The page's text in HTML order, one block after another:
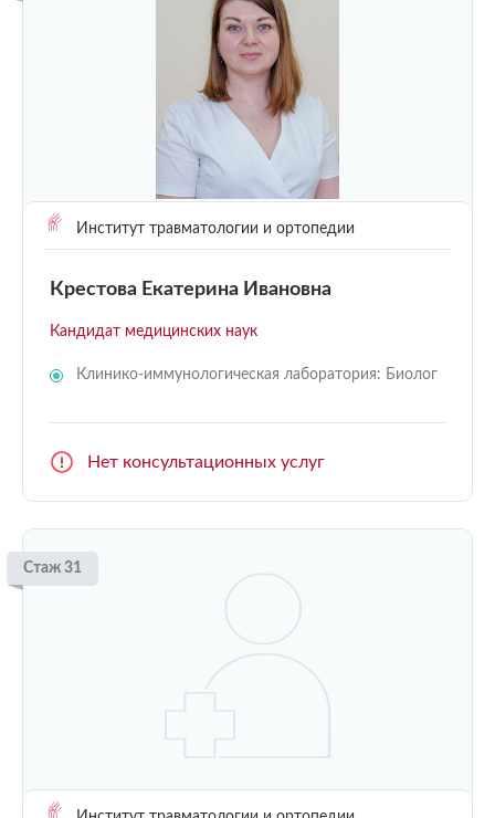
Институт травматологии и ортопедии
Крестова Екатерина Ивановна
Кандидат медицинских наук
Клинико-иммунологическая лаборатория: Биолог
Нет консультационных услуг
Стаж 31